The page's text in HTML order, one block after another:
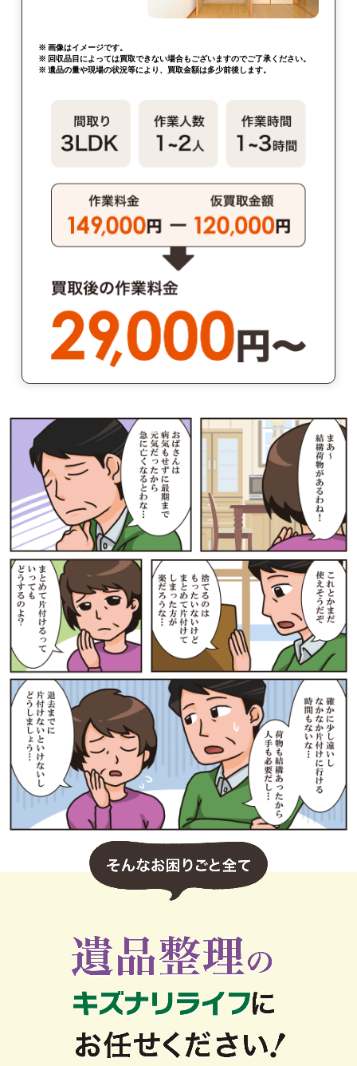
※ 画像はイメージです。
※ 回収品目によっては買取できない場合もございますのでご了承ください。
※ 遺品の量や現場の状況等により、買取金額は多少前後します。